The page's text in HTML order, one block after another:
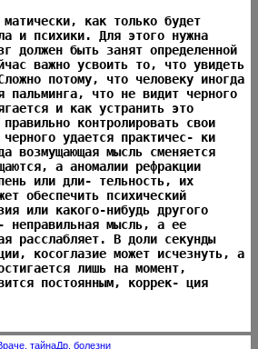
как только будет
и психики. Для этого нужна
должен быть занят определенной
важно усвоить то, что увидеть
потому, что человеку иногда
пальминга, что не видит черного
и как устранить это
контролировать свои
удается практичес- ки
возмущающая мысль сменяется
а аномалии рефракции
или дли- тельность, их
обеспечить психический
или какого-нибудь другого
неправильная мысль, а ее
расслабляет. В доли секунды
косоглазие может исчезнуть, а
лишь на момент,
постоянным, коррек- ция
тайнаДр. болезни